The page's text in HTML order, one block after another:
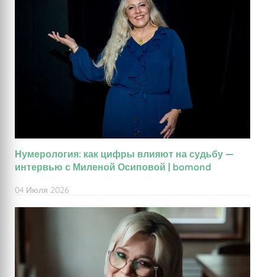
Нумерология: как цифры влияют на судьбу —
интервью с Миленой Осиповой | bomond
04 Июля 2026